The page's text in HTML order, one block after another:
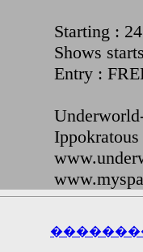
Starting :
Shows
Entry :